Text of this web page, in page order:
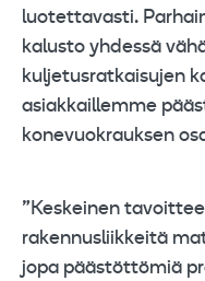
luotettavasti.
kalusto yhdessä
kuljetusratkaisujen
asiakkaillemme
konevuokrauksen
”Keskeinen
rakennusliikkeitä
jopa päästöttömiä